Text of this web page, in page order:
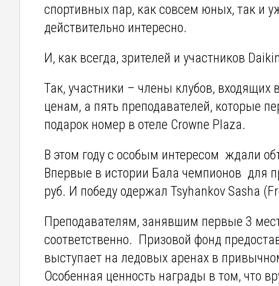
спортивных пар, как совсем юных, так и
действительно интересно.
И, как всегда, зрителей и участников
Так, участники – члены клубов,
ценам, а пять преподавателей, которые
подарок номер в отеле Crowne Plaza.
В этом году с особым интересом ждали
Впервые в истории Бала чемпионов для
руб. И победу одержал Tsyhankov Sasha
Преподавателям, занявшим первые 3
соответственно. Призовой фонд
выступает на ледовых аренах в
Особенная ценность награды в том, что